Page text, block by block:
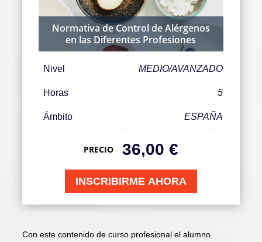
Con este contenido de curso profesional el alumno
Normativa de Control de Alérgenos
en las Diferentes Profesiones
Nivel MEDIO/AVANZADO
Horas 5
Ámbito ESPAÑA
PRECIO 36,00 €
INSCRIBIRME AHORA